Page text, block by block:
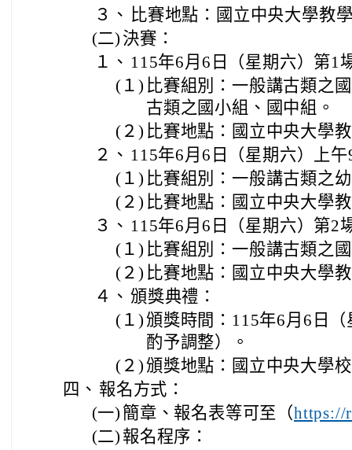
３、 比賽地點：國立中央大學教
(二) 決賽：
１、 115年6月6日（星期六）第1
(１) 比賽組別：一般講古類之
古類之國小組、國中組。
(２) 比賽地點：國立中央大學
２、 115年6月6日（星期六）上
(１) 比賽組別：一般講古類之
(２) 比賽地點：國立中央大學
３、 115年6月6日（星期六）第2
(１) 比賽組別：一般講古類之
(２) 比賽地點：國立中央大學
４、 頒獎典禮：
(１)頒獎時間：115年6月6日
酌予調整）。
(２)頒獎地點：國立中央大學
四、 報名方式：
(一) 簡章、報名表等可至（https://
(二) 報名程序：